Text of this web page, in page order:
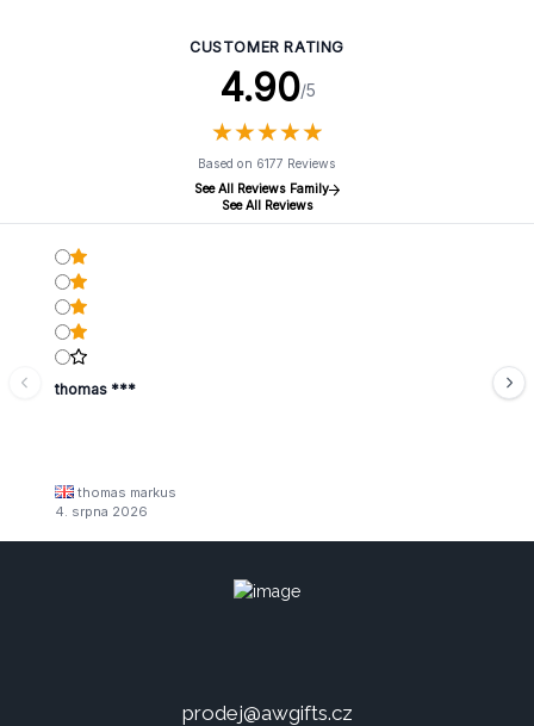
CUSTOMER RATING
4.90/5
★★★★★
★★★★★
Based on 6177 Reviews
See All Reviews Family
See All Reviews
thomas ***
thomas markus
4. srpna 2026
prodej@awgifts.cz